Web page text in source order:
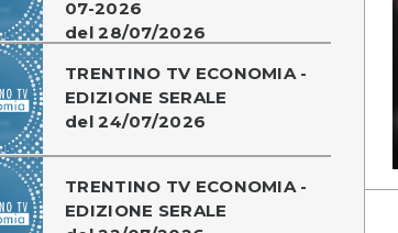
07-2026
del 28/07/2026
TRENTINO TV ECONOMIA -
EDIZIONE SERALE
del 24/07/2026
TRENTINO TV ECONOMIA -
EDIZIONE SERALE